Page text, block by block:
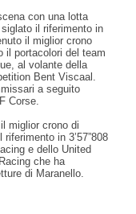
con una lotta
il riferimento in
il miglior crono
il portacolori del team
al volante della
Bent Viscaal.
a seguito
Corse.
miglior crono di
in 3’57”808
e dello United
che ha
di Maranello.